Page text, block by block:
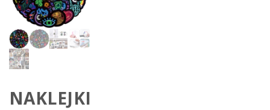
NAKLEJKI